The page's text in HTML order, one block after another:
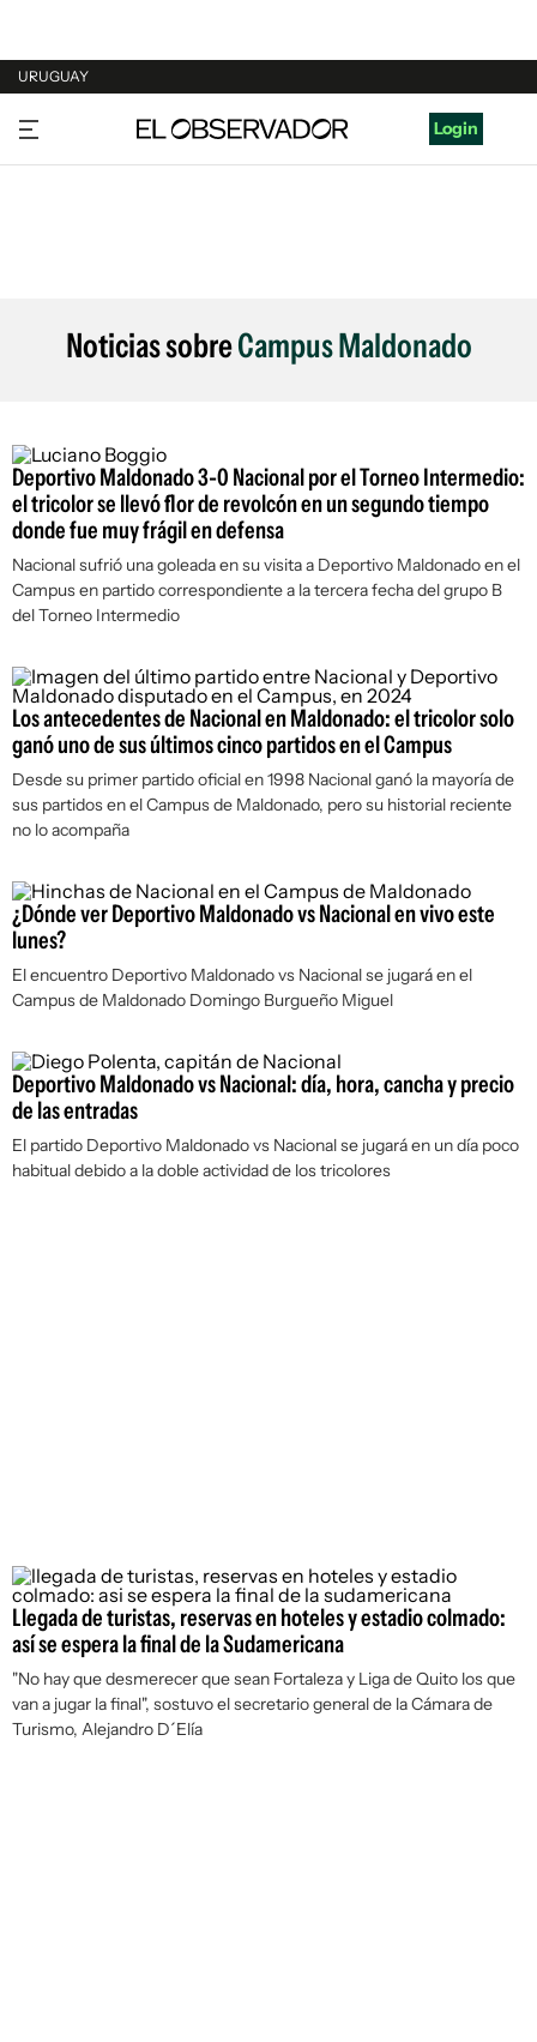
URUGUAY
URUGUAY
ARGENTINA
Login
Noticias sobreCampus Maldonado
Deportivo Maldonado 3-0 Nacional por el Torneo Intermedio:
el tricolor se llevó flor de revolcón en un segundo tiempo
donde fue muy frágil en defensa
Nacional sufrió una goleada en su visita a Deportivo Maldonado en el
Campus en partido correspondiente a la tercera fecha del grupo B
del Torneo Intermedio
Los antecedentes de Nacional en Maldonado: el tricolor solo
ganó uno de sus últimos cinco partidos en el Campus
Desde su primer partido oficial en 1998 Nacional ganó la mayoría de
sus partidos en el Campus de Maldonado, pero su historial reciente
no lo acompaña
¿Dónde ver Deportivo Maldonado vs Nacional en vivo este
lunes?
El encuentro Deportivo Maldonado vs Nacional se jugará en el
Campus de Maldonado Domingo Burgueño Miguel
Deportivo Maldonado vs Nacional: día, hora, cancha y precio
de las entradas
El partido Deportivo Maldonado vs Nacional se jugará en un día poco
habitual debido a la doble actividad de los tricolores
Llegada de turistas, reservas en hoteles y estadio colmado:
así se espera la final de la Sudamericana
"No hay que desmerecer que sean Fortaleza y Liga de Quito los que
van a jugar la final", sostuvo el secretario general de la Cámara de
Turismo, Alejandro D´Elía